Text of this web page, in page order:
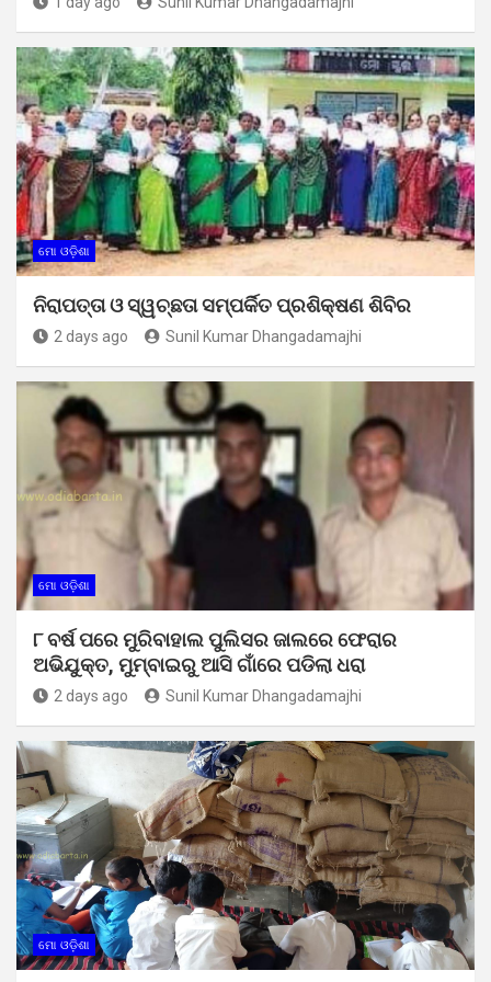
ମୋ ଓଡ଼ିଶା
ନିରାପତ୍ତା ଓ ସ୍ୱଚ୍ଛତା ସମ୍ପର୍କିତ ପ୍ରଶିକ୍ଷଣ ଶିବିର
2 days ago Sunil Kumar Dhangadamajhi
ମୋ ଓଡ଼ିଶା
୮ ବର୍ଷ ପରେ ମୁରିବାହାଲ ପୁଲିସର ଜାଲରେ ଫେରାର
ଅଭିଯୁକ୍ତ, ମୁମ୍ବାଇରୁ ଆସି ଗାଁରେ ପଡିଲା ଧରା
2 days ago Sunil Kumar Dhangadamajhi
ମୋ ଓଡ଼ିଶା